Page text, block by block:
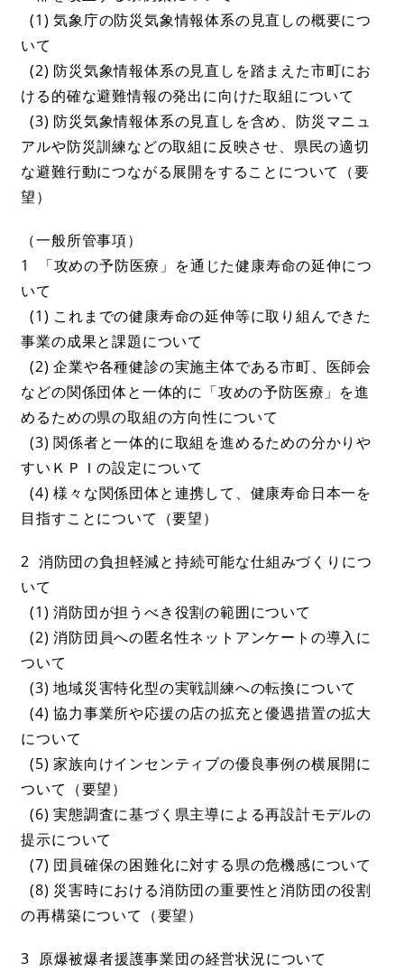
(1) 気象庁の防災気象情報体系の見直しの概要につ
いて
(2) 防災気象情報体系の見直しを踏まえた市町にお
ける的確な避難情報の発出に向けた取組について
(3) 防災気象情報体系の見直しを含め、防災マニュ
アルや防災訓練などの取組に反映させ、県民の適切
な避難行動につながる展開をすることについて（要
望）
（一般所管事項）
1 「攻めの予防医療」を通じた健康寿命の延伸につ
いて
(1) これまでの健康寿命の延伸等に取り組んできた
事業の成果と課題について
(2) 企業や各種健診の実施主体である市町、医師会
などの関係団体と一体的に「攻めの予防医療」を進
めるための県の取組の方向性について
(3) 関係者と一体的に取組を進めるための分かりや
すいＫＰＩの設定について
(4) 様々な関係団体と連携して、健康寿命日本一を
目指すことについて（要望）
2 消防団の負担軽減と持続可能な仕組みづくりにつ
いて
(1) 消防団が担うべき役割の範囲について
(2) 消防団員への匿名性ネットアンケートの導入に
ついて
(3) 地域災害特化型の実戦訓練への転換について
(4) 協力事業所や応援の店の拡充と優遇措置の拡大
について
(5) 家族向けインセンティブの優良事例の横展開に
ついて（要望）
(6) 実態調査に基づく県主導による再設計モデルの
提示について
(7) 団員確保の困難化に対する県の危機感について
(8) 災害時における消防団の重要性と消防団の役割
の再構築について（要望）
3 原爆被爆者援護事業団の経営状況について